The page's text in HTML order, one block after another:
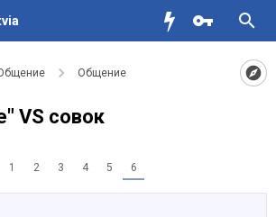
Общение
VS cовок
1 2 3 4 5 6